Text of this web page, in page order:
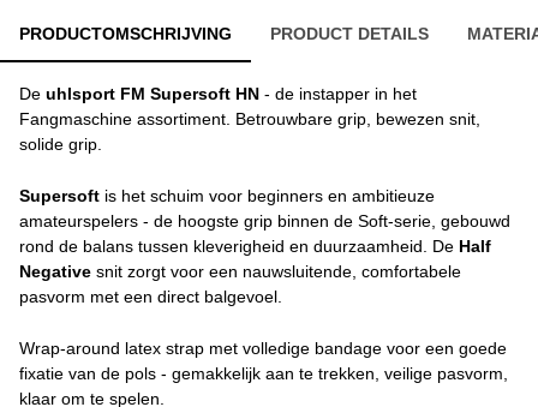
PRODUCTOMSCHRIJVING PRODUCT DETAILS
De uhlsport FM Supersoft HN - de instapper in het
Fangmaschine assortiment. Betrouwbare grip, bewezen snit,
solide grip.
Supersoft is het schuim voor beginners en ambitieuze
amateurspelers - de hoogste grip binnen de Soft-serie, gebouwd
rond de balans tussen kleverigheid en duurzaamheid. De Half
Negative snit zorgt voor een nauwsluitende, comfortabele
pasvorm met een direct balgevoel.
Wrap-around latex strap met volledige bandage voor een goede
fixatie van de pols - gemakkelijk aan te trekken, veilige pasvorm,
klaar om te spelen.